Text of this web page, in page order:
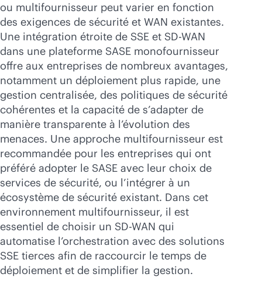
ou multifournisseur peut varier en fonction
des exigences de sécurité et WAN existantes.
Une intégration étroite de SSE et SD-WAN
dans une plateforme SASE monofournisseur
offre aux entreprises de nombreux avantages,
notamment un déploiement plus rapide, une
gestion centralisée, des politiques de sécurité
cohérentes et la capacité de s’adapter de
manière transparente à l’évolution des
menaces. Une approche multifournisseur est
recommandée pour les entreprises qui ont
préféré adopter le SASE avec leur choix de
services de sécurité, ou l’intégrer à un
écosystème de sécurité existant. Dans cet
environnement multifournisseur, il est
essentiel de choisir un SD-WAN qui
automatise l’orchestration avec des solutions
SSE tierces afin de raccourcir le temps de
déploiement et de simplifier la gestion.